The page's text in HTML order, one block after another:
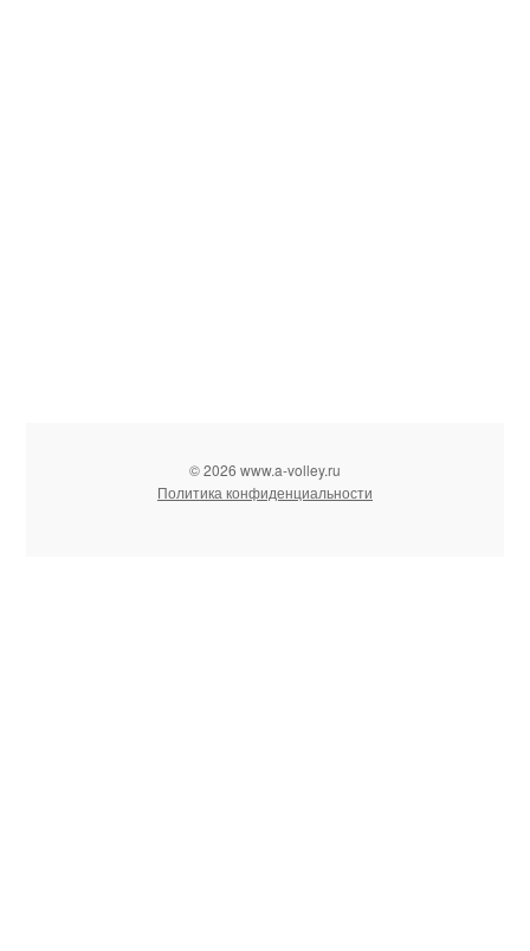
© 2026 www.a-volley.ru
Политика конфиденциальности